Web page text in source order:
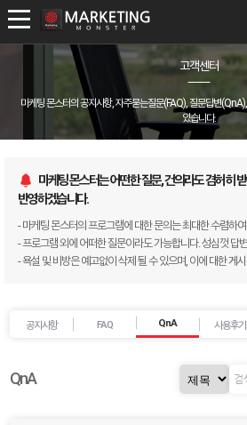
고객센터
마케팅 몬스터의 공지사항, 자주묻는질문(FAQ), 질문답변
있습니다.
마케팅 몬스터는 어떤한 질문, 건의라도 겸허히
반영하겠습니다.
- 마케팅 몬스터의 프로그램에 대한 문의는 최대한 수렴하
- 프로그램 외에 어떠한 질문이라도 가능합니다. 성심껏 답
- 욕설 및 비방은 예고없이 삭제 될 수 있으며, 이에 대한 게
공지사항 FAQ QnA 사용후기
QnA